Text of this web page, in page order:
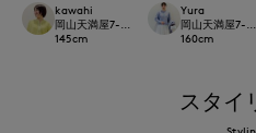
kawahi
岡山天満屋7-IDconcept.
145cm
Yura
岡山天満屋7-
160cm
スタイ